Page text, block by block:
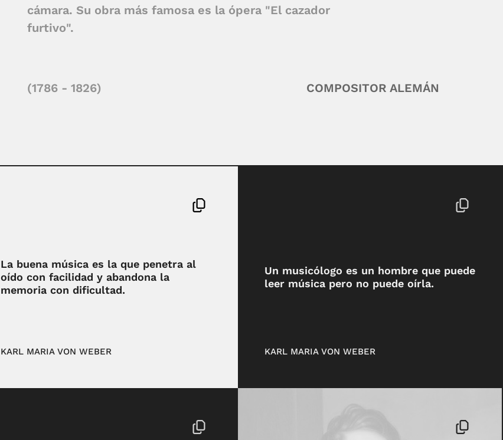
cámara. Su obra más famosa es la ópera "El cazador
furtivo".
(1786 - 1826) COMPOSITOR ALEMÁN
La buena música es la que penetra al
oído con facilidad y abandona la
memoria con dificultad.
KARL MARIA VON WEBER
Un musicólogo es un hombre que puede
leer música pero no puede oírla.
KARL MARIA VON WEBER